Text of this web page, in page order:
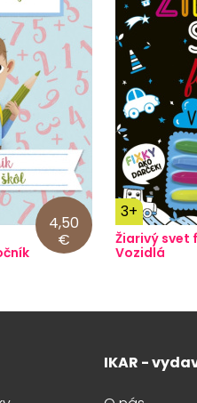
4,50
€
3+
Žiarivý svet
Vozidlá
IKAR -